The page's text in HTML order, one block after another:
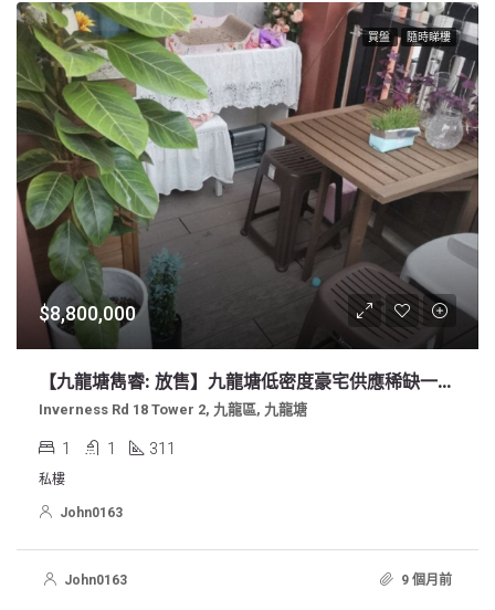
買盤 隨時睇樓
$8,800,000
【九龍塘雋睿: 放售】九龍塘低密度豪宅供應稀缺一房平台戶特色單位向南內園景，環境清幽，遠離馬路，鳥雨花香
Inverness Rd 18 Tower 2, 九龍區, 九龍塘
1 1 311
私樓
John0163
John0163 9 個月前